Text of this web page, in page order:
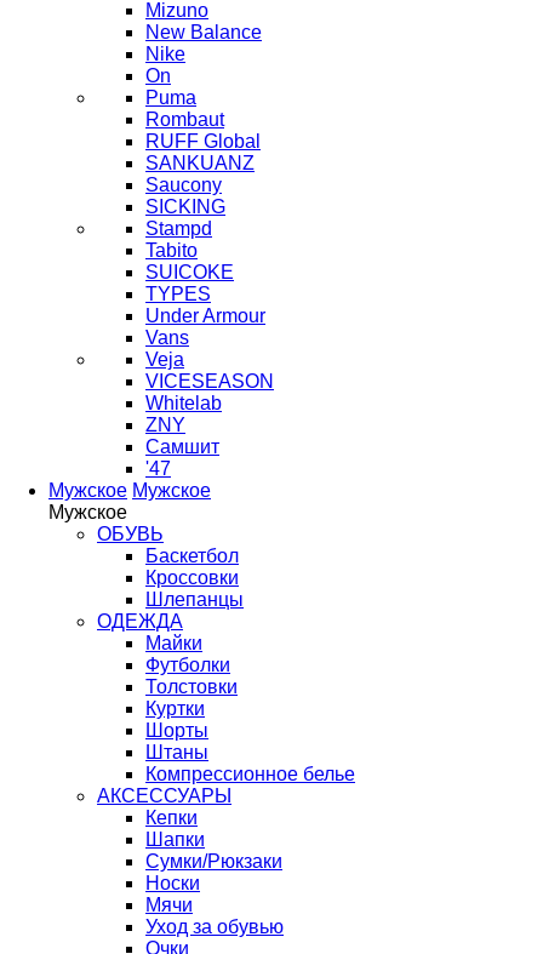
Mizuno
New Balance
Nike
On
Puma
Rombaut
RUFF Global
SANKUANZ
Saucony
SICKING
Stampd
Tabito
SUICOKE
TYPES
Under Armour
Vans
Veja
VICESEASON
Whitelab
ZNY
Самшит
'47
Мужское Мужское
Мужское
ОБУВЬ
Баскетбол
Кроссовки
Шлепанцы
ОДЕЖДА
Майки
Футболки
Толстовки
Куртки
Шорты
Штаны
Компрессионное белье
АКСЕССУАРЫ
Кепки
Шапки
Сумки/Рюкзаки
Носки
Мячи
Уход за обувью
Очки